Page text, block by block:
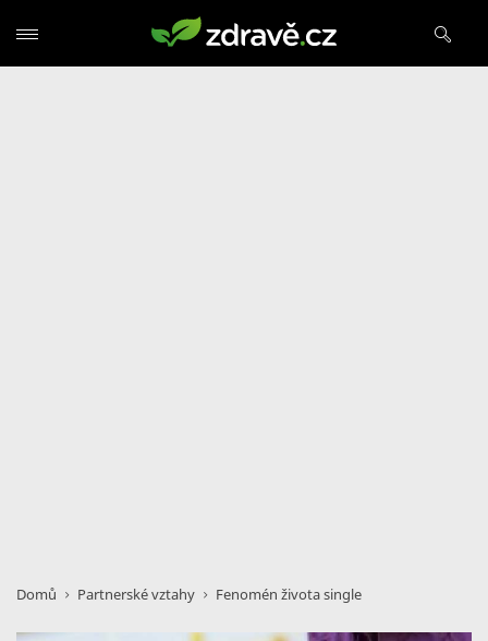
Domů Partnerské vztahy Fenomén života single